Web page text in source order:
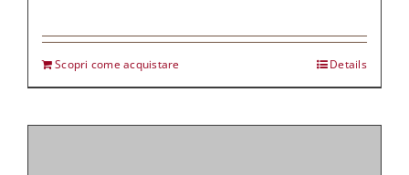
Scopri come acquistare Details